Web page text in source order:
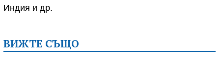
Индия и др.
ВИЖТЕ СЪЩО